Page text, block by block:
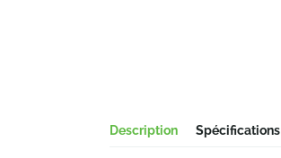
Description Spécifications